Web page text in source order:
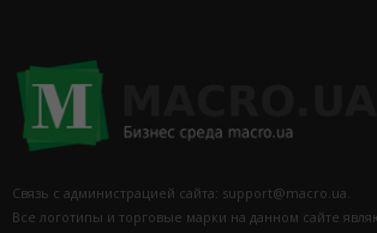
Связь с администрацией сайта: support@macro.ua.
Все логотипы и торговые марки на данном сайте